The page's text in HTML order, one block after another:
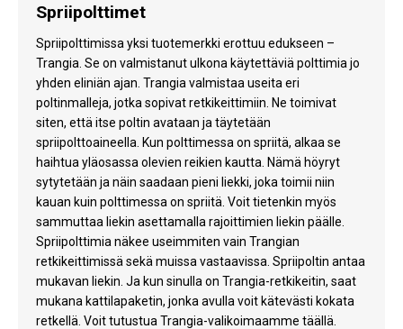
Spriipolttimet
Spriipolttimissa yksi tuotemerkki erottuu edukseen –
Trangia. Se on valmistanut ulkona käytettäviä polttimia jo
yhden eliniän ajan. Trangia valmistaa useita eri
poltinmalleja, jotka sopivat retkikeittimiin. Ne toimivat
siten, että itse poltin avataan ja täytetään
spriipolttoaineella. Kun polttimessa on spriitä, alkaa se
haihtua yläosassa olevien reikien kautta. Nämä höyryt
sytytetään ja näin saadaan pieni liekki, joka toimii niin
kauan kuin polttimessa on spriitä. Voit tietenkin myös
sammuttaa liekin asettamalla rajoittimien liekin päälle.
Spriipolttimia näkee useimmiten vain Trangian
retkikeittimissä sekä muissa vastaavissa. Spriipoltin antaa
mukavan liekin. Ja kun sinulla on Trangia-retkikeitin, saat
mukana kattilapaketin, jonka avulla voit kätevästi kokata
retkellä. Voit tutustua Trangia-valikoimaamme täällä.